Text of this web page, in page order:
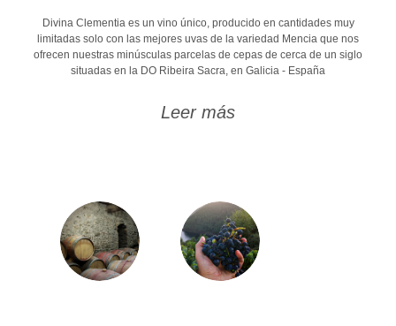
Divina Clementia es un vino único, producido en cantidades muy
limitadas solo con las mejores uvas de la variedad Mencia que nos
ofrecen nuestras minúsculas parcelas de cepas de cerca de un siglo
situadas en la DO Ribeira Sacra, en Galicia - España
Leer más